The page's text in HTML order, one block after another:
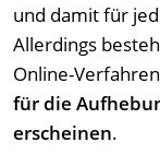
und damit für
Allerdings
Online-
für die
erscheinen.